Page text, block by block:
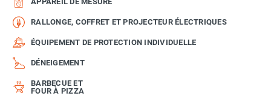
RALLONGE, COFFRET ET PROJECTEUR ÉLECTRIQUES
ÉQUIPEMENT DE PROTECTION INDIVIDUELLE
DÉNEIGEMENT
BARBECUE ET
FOUR À PIZZA